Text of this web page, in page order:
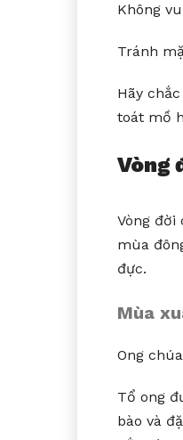
Không
Tránh
Hãy
toát mồ
Vòng
Vòng
mùa
đực.
Mùa
Ong
Tổ ong
bào và